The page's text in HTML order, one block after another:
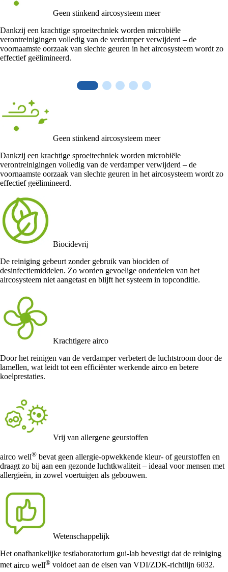
Geen stinkend aircosysteem meer
Dankzij een krachtige sproeitechniek worden microbiële
verontreinigingen volledig van de verdamper verwijderd – de
voornaamste oorzaak van slechte geuren in het aircosysteem wordt zo
effectief geëlimineerd.
Geen stinkend aircosysteem meer
Dankzij een krachtige sproeitechniek worden microbiële
verontreinigingen volledig van de verdamper verwijderd – de
voornaamste oorzaak van slechte geuren in het aircosysteem wordt zo
effectief geëlimineerd.
Biocidevrij
De reiniging gebeurt zonder gebruik van biociden of
desinfectiemiddelen. Zo worden gevoelige onderdelen van het
aircosysteem niet aangetast en blijft het systeem in topconditie.
Krachtigere airco
Door het reinigen van de verdamper verbetert de luchtstroom door de
lamellen, wat leidt tot een efficiënter werkende airco en betere
koelprestaties.
Vrij van allergene geurstoffen
airco well® bevat geen allergie-opwekkende kleur- of geurstoffen en
draagt zo bij aan een gezonde luchtkwaliteit – ideaal voor mensen met
allergieën, in zowel voertuigen als gebouwen.
Wetenschappelijk
Het onafhankelijke testlaboratorium gui-lab bevestigt dat de reiniging
metairco well® voldoet aan de eisen van VDI/ZDK-richtlijn 6032.